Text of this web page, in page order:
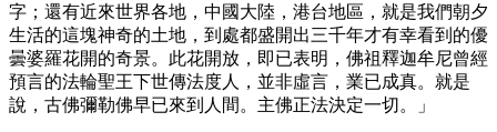
字；還有近來世界各地，中國大陸，港台地區，就是我們朝夕
生活的這塊神奇的土地，到處都盛開出三千年才有幸看到的優
曇婆羅花開的奇景。此花開放，即已表明，佛祖釋迦牟尼曾經
預言的法輪聖王下世傳法度人，並非虛言，業已成真。就是
說，古佛彌勒佛早已來到人間。主佛正法決定一切。」